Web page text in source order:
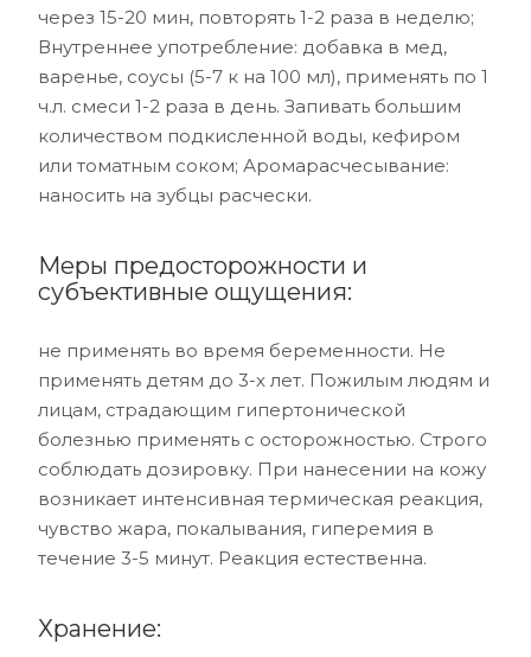
через 15-20 мин, повторять 1-2 раза в неделю;
Внутреннее употребление: добавка в мед,
варенье, соусы (5-7 к на 100 мл), применять по 1
ч.л. смеси 1-2 раза в день. Запивать большим
количеством подкисленной воды, кефиром
или томатным соком; Аромарасчесывание:
наносить на зубцы расчески.
Меры предосторожности и
субъективные ощущения:
не применять во время беременности. Не
применять детям до 3-х лет. Пожилым людям и
лицам, страдающим гипертонической
болезнью применять с осторожностью. Строго
соблюдать дозировку. При нанесении на кожу
возникает интенсивная термическая реакция,
чувство жара, покалывания, гиперемия в
течение 3-5 минут. Реакция естественна.
Хранение: